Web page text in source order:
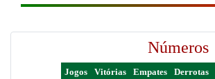
Números
Jogos Vitórias Empates Derrotas